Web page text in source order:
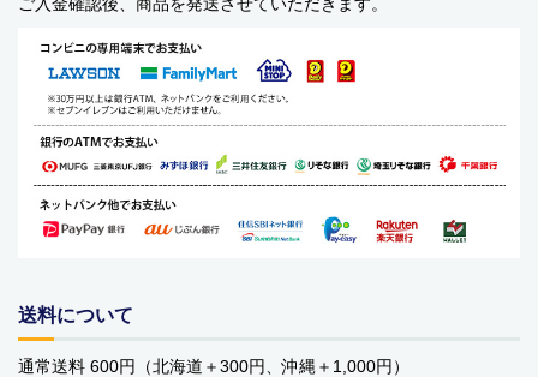
ペットフード・グッズ
季節商品
動物モチーフグッズ
日用品・雑貨
バッグ・カート
美容
ご入金確認後、商品を発送させていただきます。
送料について
通常送料 600円（北海道＋300円、沖縄＋1,000円）